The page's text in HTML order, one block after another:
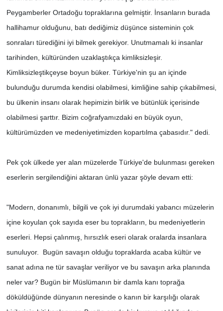
Peygamberler Ortadoğu topraklarına gelmiştir. İnsanların burada
hallihamur olduğunu, batı dediğimiz düşünce sisteminin çok
sonraları türediğini iyi bilmek gerekiyor. Unutmamalı ki insanlar
tarihinden, kültüründen uzaklaştıkça kimliksizleşir.
Kimliksizleştikçeyse boyun büker. Türkiye'nin şu an içinde
bulunduğu durumda kendisi olabilmesi, kimliğine sahip çıkabilmesi,
bu ülkenin insanı olarak hepimizin birlik ve bütünlük içerisinde
olabilmesi şarttır. Bizim coğrafyamızdaki en büyük oyun,
kültürümüzden ve medeniyetimizden kopartılma çabasıdır." dedi.
Pek çok ülkede yer alan müzelerde Türkiye'de bulunması gereken
eserlerin sergilendiğini aktaran ünlü yazar şöyle devam etti:
"Modern, donanımlı, bilgili ve çok iyi durumdaki yabancı müzelerin
içine koyulan çok sayıda eser bu toprakların, bu medeniyetlerin
eserleri. Hepsi çalınmış, hırsızlık eseri olarak oralarda insanlara
sunuluyor. Bugün savaşın olduğu topraklarda acaba kültür ve
sanat adına ne tür savaşlar veriliyor ve bu savaşın arka planında
neler var? Bugün bir Müslümanın bir damla kanı toprağa
döküldüğünde dünyanın neresinde o kanın bir karşılığı olarak
VEFATLAR
Yerel